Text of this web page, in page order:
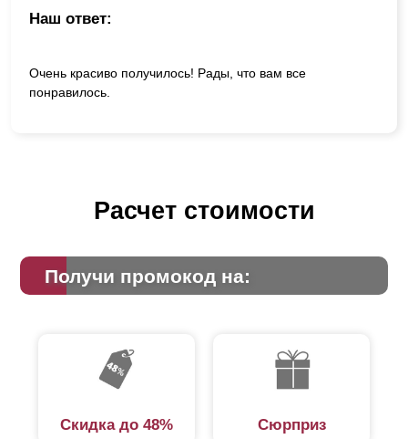
Наш ответ:
Очень красиво получилось! Рады, что вам все
понравилось.
Расчет стоимости
Получи промокод на:
Скидка до 48% Сюрприз